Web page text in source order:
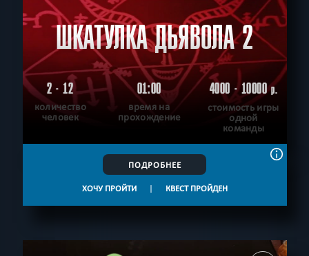
ШКАТУЛКА ДЬЯВОЛА 2
2 - 12
количество
человек
01:00
время на
прохождение
4000 - 10000р.
стоимость игры
одной
команды
ПОДРОБНЕЕ
ХОЧУ ПРОЙТИ | КВЕСТ ПРОЙДЕН